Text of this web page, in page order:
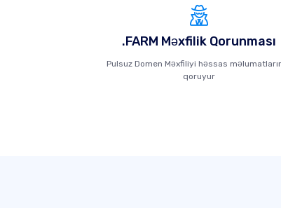
.FARM Məxfilik Qorunması
Pulsuz Domen Məxfiliyi həssas
qoruyur